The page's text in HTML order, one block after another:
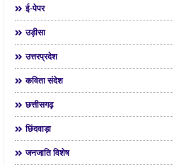
ई-पेपर
उड़ीसा
उत्तरप्रदेश
कविता संदेश
छत्तीसगढ़
छिंदवाड़ा
जनजाति विशेष